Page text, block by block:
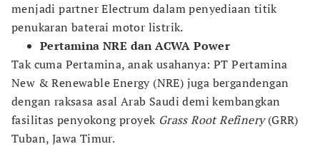
menjadi partner Electrum dalam penyediaan titik
penukaran baterai motor listrik.
Pertamina NRE dan ACWA Power
Tak cuma Pertamina, anak usahanya: PT Pertamina
New & Renewable Energy (NRE) juga bergandengan
dengan raksasa asal Arab Saudi demi kembangkan
fasilitas penyokong proyek Grass Root Refinery(GRR)
Tuban, Jawa Timur.